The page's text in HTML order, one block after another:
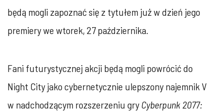
będą mogli zapoznać się z tytułem już w dzień jego
premiery we wtorek, 27 października.
Fani futurystycznej akcji będą mogli powrócić do
Night City jako cybernetycznie ulepszony najemnik V
w nadchodzącym rozszerzeniu gry Cyberpunk 2077: